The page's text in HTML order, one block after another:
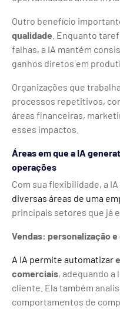
Outro benefício
qualidade . Enquanto
falhas, a IA mantém
ganhos diretos em
Organizações que
processos repetitivos,
áreas financeiras,
esses impactos.
Áreas em que a IA
operações
Com sua flexibilidade, a
diversas áreas de uma
principais setores que já
Vendas: personalização
A IA permite automatizar
comerciais, adequando a
cliente. Ela também
comportamentos de